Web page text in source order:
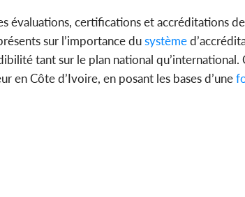
évaluations, certifications et accréditations
sur l’importance dusystème
tant sur le plan national
en Côte d’Ivoire, en posant les bases d’une